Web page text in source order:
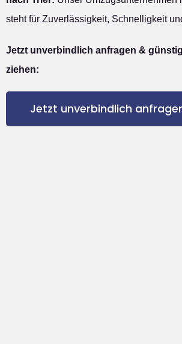
steht für Zuverlässigkeit, Schnelligkeit
Jetzt unverbindlich anfragen &
ziehen:
Jetzt unverbindlich